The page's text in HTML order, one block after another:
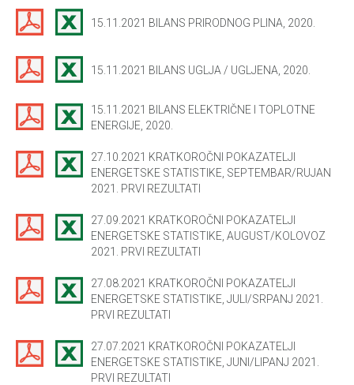
15.11.2021 BILANS PRIRODNOG PLINA, 2020.
15.11.2021 BILANS UGLJA / UGLJENA, 2020.
15.11.2021 BILANS ELEKTRIČNE I TOPLOTNE
ENERGIJE, 2020.
27.10.2021 KRATKOROČNI POKAZATELJI
ENERGETSKE STATISTIKE, SEPTEMBAR/RUJAN
2021. PRVI REZULTATI
27.09.2021 KRATKOROČNI POKAZATELJI
ENERGETSKE STATISTIKE, AUGUST/KOLOVOZ
2021. PRVI REZULTATI
27.08.2021 KRATKOROČNI POKAZATELJI
ENERGETSKE STATISTIKE, JULI/SRPANJ 2021.
PRVI REZULTATI
27.07.2021 KRATKOROČNI POKAZATELJI
ENERGETSKE STATISTIKE, JUNI/LIPANJ 2021.
PRVI REZULTATI